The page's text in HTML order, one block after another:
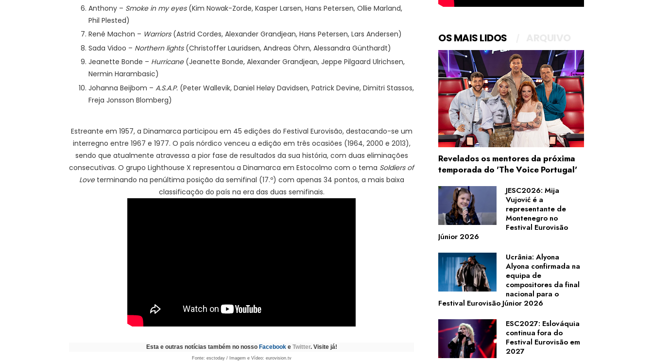
Anthony – Smoke in my eyes(Kim Nowak-Zorde, Kasper Larsen, Hans Petersen, Ollie Marland,
Phil Plested)
René Machon – Warriors(Astrid Cordes, Alexander Grandjean, Hans Petersen, Lars Andersen)
Sada Vidoo – Northern lights(Christoffer Lauridsen, Andreas Öhrn, Alessandra Günthardt)
Jeanette Bonde – Hurricane(Jeanette Bonde, Alexander Grandjean, Jeppe Pilgaard Ulrichsen,
Nermin Harambasic)
Johanna Beijbom – A.S.A.P. (Peter Wallevik, Daniel Heløy Davidsen, Patrick Devine, Dimitri Stassos,
Freja Jonsson Blomberg)
Estreante em 1957, a Dinamarca participou em 45 edições do Festival Eurovisão, destacando-se um
interregno entre 1967 e 1977. O país nórdico venceu a edição em três ocasiões (1964, 2000 e 2013),
sendo que atualmente atravessa a pior fase de resultados da sua história, com duas eliminações
consecutivas. O grupo Lighthouse X representou a Dinamarca em Estocolmo com o tema Soldiers of
Loveterminando na penúltima posição da semifinal (17.º) com apenas 34 pontos, a mais baixa
classificação do país na era das duas semifinais.
Esta e outras notícias também no nosso Facebooke Twitter. Visite já!
Fonte: esctoday / Imagem e Vídeo: eurovision.tv
OS MAIS LIDOS
Revelados os mentores da próxima
temporada do 'The Voice Portugal'
JESC2026: Mija
Vujović é a
representante de
Montenegro no
Festival Eurovisão
Júnior 2026
Ucrânia: Alyona
Alyona confirmada na
equipa de
compositores da final
nacional para o
Festival Eurovisão Júnior 2026
ESC2027: Eslováquia
continua fora do
Festival Eurovisão em
2027